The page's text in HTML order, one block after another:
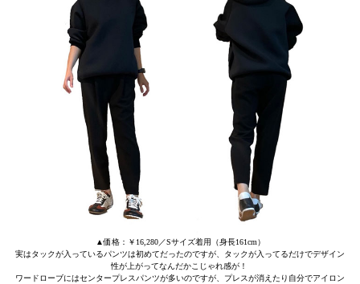
▲価格：￥16,280／Sサイズ着用（身長161cm）
実はタックが入っているパンツは初めてだったのですが、タックが入ってるだけでデザイン
性が上がってなんだかこじゃれ感が！
ワードローブにはセンタープレスパンツが多いのですが、プレスが消えたり自分でアイロン